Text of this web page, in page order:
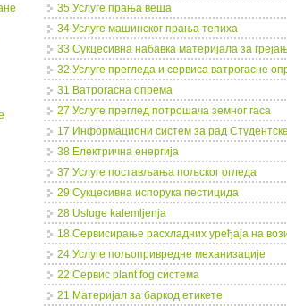
35 Услуге прања веша
34 Услуге машинског прања тепиха
33 Сукцесивна набавка материјала за
32 Услуге прегледа и сервиса ватрогасне
31 Ватрогасна опрема
27 Услуге преглед потрошача земног гаса
17 Информациони систем за рад
38 Електрична енергија
37 Услуге постављања пољског огледа
29 Сукцесивна испорука пестицида
28 Usluge kalemljenja
18 Сервисирање расхладних уређаја на
24 Услуге пољопривредне механизације
22 Сервис plant fog система
21 Mатеријaл за баркод етикете